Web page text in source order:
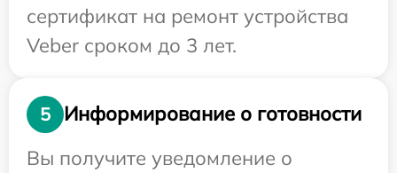
сертификат на ремонт устройства
Veber сроком до 3 лет.
5
Информирование о готовности
Вы получите уведомление о